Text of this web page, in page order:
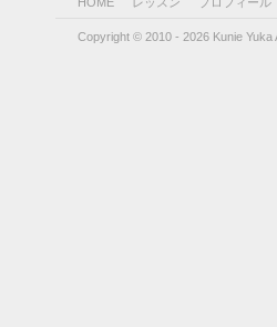
Copyright © 2010 - 2026 Kunie Yuka